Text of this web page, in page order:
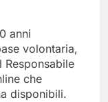
anni
volontaria,
che
disponibili.